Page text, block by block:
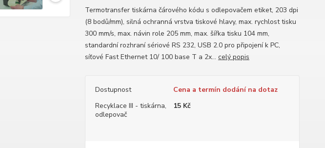
Termotransfer tiskárna čárového kódu s odlepovačem etiket, 203 dpi
(8 bodů/mm), silná ochranná vrstva tiskové hlavy, max. rychlost tisku
300 mm/s, max. návin role 205 mm, max. šířka tisku 104 mm,
standardní rozhraní sériové RS 232, USB 2.0 pro připojení k PC,
síťové Fast Ethernet 10/ 100 base T a 2x... celý popis
Dostupnost
Cena a termín dodání na dotaz
Recyklace III - tiskárna,
odlepovač
15 Kč